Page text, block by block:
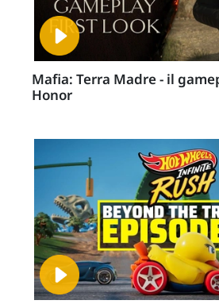
Mafia: Terra Madre - il
Honor